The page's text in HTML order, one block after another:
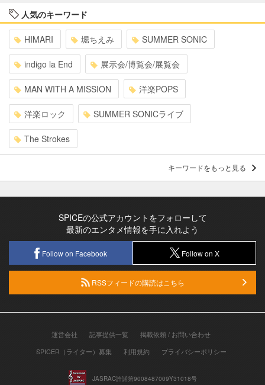
人気のキーワード
HIMARI 堀ちえみ SUMMER SONIC
indigo la End 展示会/博覧会/展覧会
MAN WITH A MISSION 洋楽POPS
洋楽ロック SUMMER SONICライブ
The Strokes
キーワードをもっと見る
SPICEの公式アカウントをフォローして
最新のエンタメ情報を手に入れよう
Follow on Facebook Follow on X
RSSフィードの購読はこちら
運営会社 記事提供一覧
掲載依頼 / お問い合わせ
SPICER（ライター）募集
利用規約 プライバシーポリシー
JASRAC許諾第9008487009Y31018号